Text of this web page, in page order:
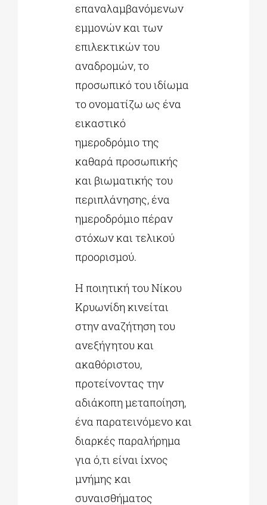
επαναλαμβανόμενων
εμμονών και των
επιλεκτικών του
αναδρομών, το
προσωπικό του ιδίωμα
το ονοματίζω ως ένα
εικαστικό
ημεροδρόμιο της
καθαρά προσωπικής
και βιωματικής του
περιπλάνησης, ένα
ημεροδρόμιο πέραν
στόχων και τελικού
προορισμού.
Η ποιητική του Νίκου
Κρυωνίδη κινείται
στην αναζήτηση του
ανεξήγητου και
ακαθόριστου,
προτείνοντας την
αδιάκοπη μεταποίηση,
ένα παρατεινόμενο και
διαρκές παραλήρημα
για ό,τι είναι ίχνος
μνήμης και
συναισθήματος